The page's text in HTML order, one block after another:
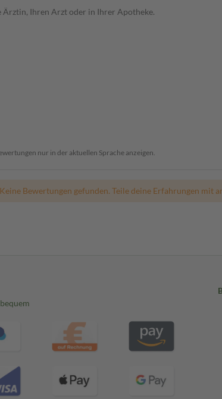
Ärztin, Ihren Arzt oder in Ihrer Apotheke.
nur in der aktuellen Sprache anzeigen.
Keine Bewertungen gefunden. Teile deine Erfahrungen mit